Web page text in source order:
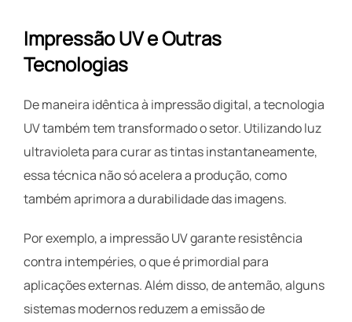
Impressão UV e Outras
Tecnologias
De maneira idêntica à impressão digital, a tecnologia
UV também tem transformado o setor. Utilizando luz
ultravioleta para curar as tintas instantaneamente,
essa técnica não só acelera a produção, como
também aprimora a durabilidade das imagens.
Por exemplo, a impressão UV garante resistência
contra intempéries, o que é primordial para
aplicações externas. Além disso, de antemão, alguns
sistemas modernos reduzem a emissão de